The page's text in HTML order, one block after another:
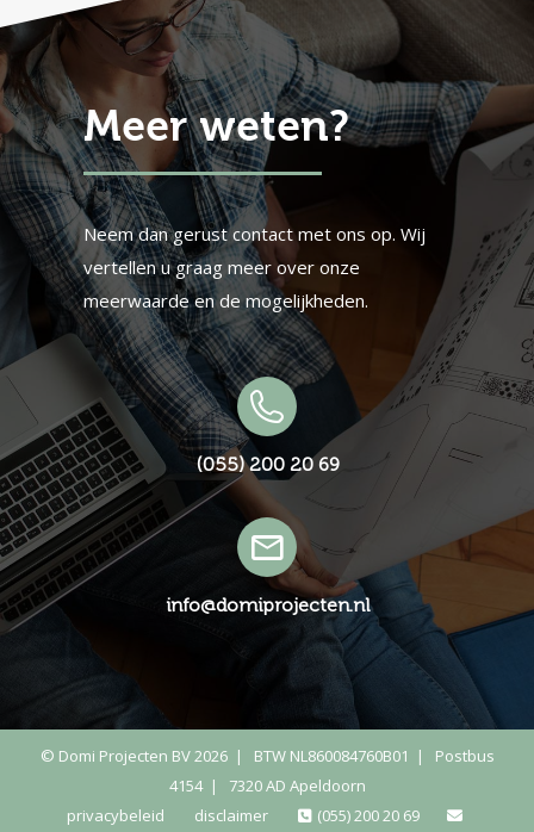
Meer weten?
Neem dan gerust contact met ons op. Wij
vertellen u graag meer over onze
meerwaarde en de mogelijkheden.
(055) 200 20 69
info@domiprojecten.nl
© Domi Projecten BV 2026 | BTW NL860084760B01 | Postbus
4154 | 7320 AD Apeldoorn
privacybeleid
disclaimer (055) 200 20 69